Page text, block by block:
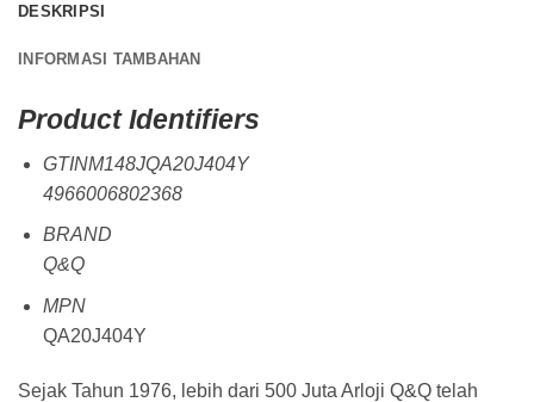
DESKRIPSI
INFORMASI TAMBAHAN
Product Identifiers
GTINM148JQA20J404Y
4966006802368
BRAND
Q&Q
MPN
QA20J404Y
Sejak Tahun 1976, lebih dari 500 Juta Arloji Q&Q telah